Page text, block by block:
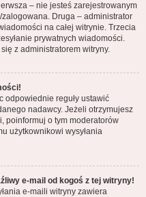
– nie jesteś zarejestrowanym
Druga – administrator
na całej witrynie. Trzecia
prywatnych wiadomości.
z administratorem witryny.
odpowiednie reguły ustawić
nadawcy. Jeżeli otrzymujesz
poinformuj o tym moderatorów
użytkownikowi wysyłania
e-mail od kogoś z tej witryny!
e-maili witryny zawiera